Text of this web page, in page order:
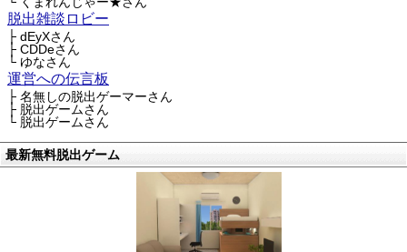
脱出雑談ロビー
├ dEyXさん
├ CDDeさん
└ ゆなさん
運営への伝言板
├ 名無しの脱出ゲーマーさん
├ 脱出ゲームさん
└ 脱出ゲームさん
最新無料脱出ゲーム